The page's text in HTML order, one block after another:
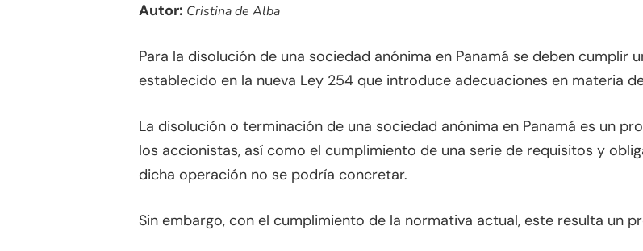
Presione enter para buscar o ESC para cerrar
Autor: Cristina de Alba
Para la disolución de una sociedad anónima en Panamá se deben cumplir
establecido en la nueva Ley 254 que introduce adecuaciones en materia
La disolución o terminación de una sociedad anónima en Panamá es un
los accionistas, así como el cumplimiento de una serie de requisitos y
dicha operación no se podría concretar.
Sin embargo, con el cumplimiento de la normativa actual, este resulta un